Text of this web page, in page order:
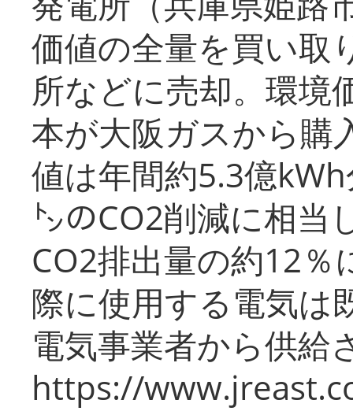
価値の全量を買い取
所などに売却。環境
本が大阪ガスから購
値は年間約5.3億
㌧のCO2削減に相当
CO2排出量の約12％
際に使用する電気は
電気事業者から供給
https://